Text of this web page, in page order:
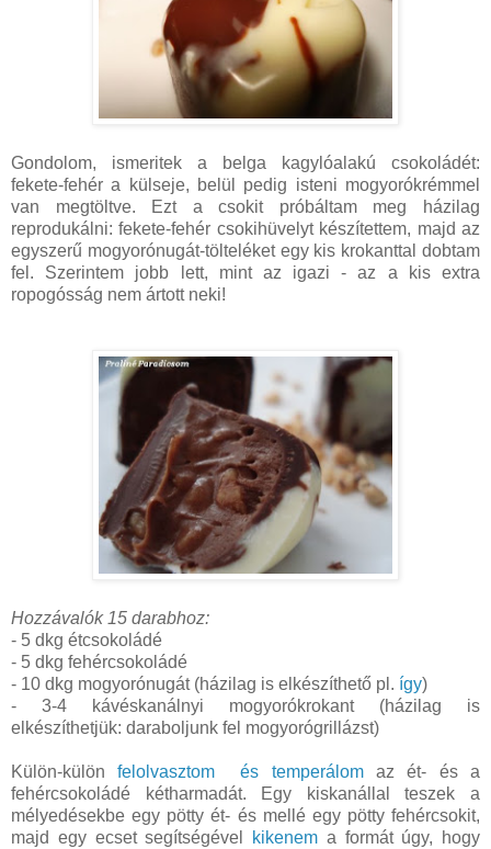
Gondolom, ismeritek a belga kagylóalakú csokoládét:
fekete-fehér a külseje, belül pedig isteni mogyorókrémmel
van megtöltve. Ezt a csokit próbáltam meg házilag
reprodukálni: fekete-fehér csokihüvelyt készítettem, majd az
egyszerű mogyorónugát-tölteléket egy kis krokanttal dobtam
fel. Szerintem jobb lett, mint az igazi - az a kis extra
ropogósság nem ártott neki!
Hozzávalók 15 darabhoz:
- 5 dkg étcsokoládé
- 5 dkg fehércsokoládé
- 10 dkg mogyorónugát (házilag is elkészíthető pl. így)
- 3-4 kávéskanálnyi mogyorókrokant (házilag is
elkészíthetjük: daraboljunk fel mogyorógrillázst)
Külön-különfelolvasztom és temperálomaz ét- és a
fehércsokoládé kétharmadát. Egy kiskanállal teszek a
mélyedésekbe egy pötty ét- és mellé egy pötty fehércsokit,
majd egy ecset segítségével
kikenem a formát úgy, hogy